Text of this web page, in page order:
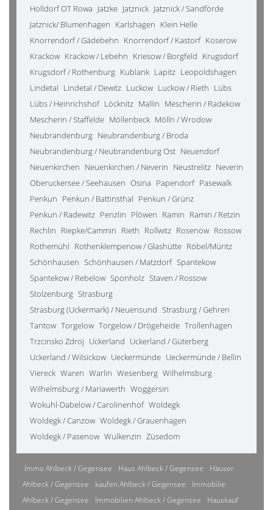
Holldorf OT Rowa Jatzke Jatznick Jatznick / Sandförde
Jatznick/ Blumenhagen Karlshagen Klein Helle
Knorrendorf / Gädebehn Knorrendorf / Kastorf Koserow
Krackow Krackow / Lebehn Kriesow / Borgfeld Krugsdorf
Krugsdorf / Rothenburg Kublank Lapitz Leopoldshagen
Lindetal Lindetal / Dewitz Luckow Luckow / Rieth Lübs
Lübs / Heinrichshof Löcknitz Mallin Mescherin / Radekow
Mescherin / Staffelde Möllenbeck Mölln / Wrodow
Neubrandenburg Neubrandenburg / Broda
Neubrandenburg / Neubrandenburg Ost Neuendorf
Neuenkirchen Neuenkirchen / Neverin Neustrelitz Neverin
Oberuckersee / Seehausen Osina Papendorf Pasewalk
Penkun Penkun / Battinsthal Penkun / Grünz
Penkun / Radewitz Penzlin Plöwen Ramin Ramin / Retzin
Rechlin Riepke/Cammin Rieth Rollwitz Rosenow Rossow
Rothemühl Rothenklempenow / Glashütte Röbel/Müritz
Schönhausen Schönhausen / Matzdorf Spantekow
Spantekow / Rebelow Sponholz Staven / Rossow
Stolzenburg Strasburg
Strasburg (Uckermark) / Neuensund Strasburg / Gehren
Tantow Torgelow Torgelow / Drögeheide Trollenhagen
Trzcinsko Zdroj Uckerland Uckerland / Güterberg
Uckerland / Wilsickow Ueckermünde Ueckermünde / Bellin
Viereck Waren Warlin Wesenberg Wilhelmsburg
Wilhelmsburg / Mariawerth Woggersin
Wokuhl-Dabelow / Carolinenhof Woldegk
Woldegk / Canzow Woldegk / Grauenhagen
Woldegk / Pasenow Wulkenzin Züsedom
Immo Ahlbeck / Gegensee Haus Ahlbeck / Gegensee
Häuser
Ahlbeck / Gegensee
kaufen Ahlbeck / Gegensee
Immobilie
Ahlbeck / Gegensee
Immobilien Ahlbeck / Gegensee
Hauskauf